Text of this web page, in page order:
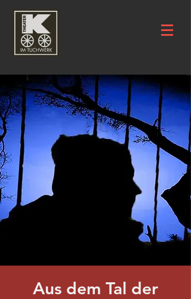
Aus dem Tal der